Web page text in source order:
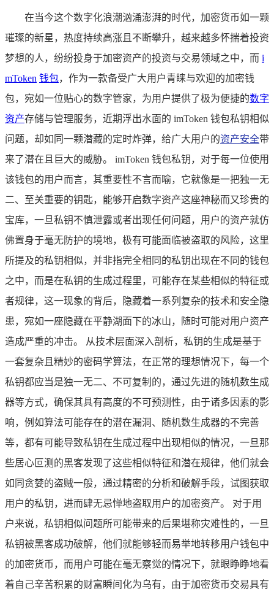
在当今这个数字化浪潮汹涌澎湃的时代，加密货币如一颗
璀璨的新星，热度持续高涨且不断攀升，越来越多怀揣着投资
梦想的人，纷纷投身于加密资产的投资与交易领域之中，而 i
mToken 钱包，作为一款备受广大用户青睐与欢迎的加密钱
包，宛如一位贴心的数字管家，为用户提供了极为便捷的数字
资产存储与管理服务，近期浮出水面的 imToken 钱包私钥相似
问题，却如同一颗潜藏的定时炸弹，给广大用户的资产安全带
来了潜在且巨大的威胁。 imToken 钱包私钥，对于每一位使用
该钱包的用户而言，其重要性不言而喻，它就像是一把独一无
二、至关重要的钥匙，能够开启数字资产这座神秘而又珍贵的
宝库，一旦私钥不慎泄露或者出现任何问题，用户的资产就仿
佛置身于毫无防护的境地，极有可能面临被盗取的风险，这里
所提及的私钥相似，并非指完全相同的私钥出现在不同的钱包
之中，而是在私钥的生成过程里，可能存在某些相似的特征或
者规律，这一现象的背后，隐藏着一系列复杂的技术和安全隐
患，宛如一座隐藏在平静湖面下的冰山，随时可能对用户资产
造成严重的冲击。 从技术层面深入剖析，私钥的生成是基于
一套复杂且精妙的密码学算法，在正常的理想情况下，每一个
私钥都应当是独一无二、不可复制的，通过先进的随机数生成
器等方式，确保其具有高度的不可预测性，由于诸多因素的影
响，例如算法可能存在的潜在漏洞、随机数生成器的不完善
等，都有可能导致私钥在生成过程中出现相似的情况，一旦那
些居心叵测的黑客发现了这些相似特征和潜在规律，他们就会
如同贪婪的盗贼一般，通过精密的分析和破解手段，试图获取
用户的私钥，进而肆无忌惮地盗取用户的加密资产。 对于用
户来说，私钥相似问题所可能带来的后果堪称灾难性的，一旦
私钥被黑客成功破解，他们就能够轻而易举地转移用户钱包中
的加密货币，而用户可能在毫无察觉的情况下，就眼睁睁地看
着自己辛苦积累的财富瞬间化为乌有，由于加密货币交易具有